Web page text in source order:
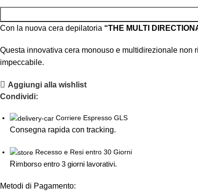
Con la nuova cera depilatoria “THE MULTI
Questa innovativa cera monouso e multidirezionale non
impeccabile.
Aggiungi alla wishlist
Condividi:
Corriere Espresso GLS
Consegna rapida con tracking.
Recesso e Resi entro 30 Giorni
Rimborso entro 3 giorni lavorativi.
Metodi di Pagamento: